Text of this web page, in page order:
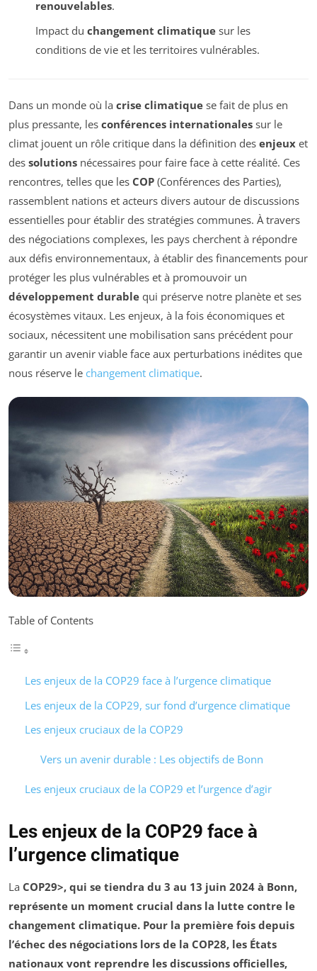
renouvelables.
Impact du changement climatiquesur les
conditions de vie et les territoires vulnérables.
Dans un monde où la crise climatique se fait de plus en
plus pressante, les conférences internationales sur le
climat jouent un rôle critique dans la définition des enjeux et
des solutions nécessaires pour faire face à cette réalité. Ces
rencontres, telles que les COP (Conférences des Parties),
rassemblent nations et acteurs divers autour de discussions
essentielles pour établir des stratégies communes. À travers
des négociations complexes, les pays cherchent à répondre
aux défis environnementaux, à établir des financements pour
protéger les plus vulnérables et à promouvoir un
développement durable qui préserve notre planète et ses
écosystèmes vitaux. Les enjeux, à la fois économiques et
sociaux, nécessitent une mobilisation sans précédent pour
garantir un avenir viable face aux perturbations inédites que
nous réserve le changement climatique.
Table of Contents
Les enjeux de la COP29 face à l’urgence climatique
Les enjeux de la COP29, sur fond d’urgence climatique
Les enjeux cruciaux de la COP29
Vers un avenir durable : Les objectifs de Bonn
Les enjeux cruciaux de la COP29 et l’urgence d’agir
Les enjeux de la COP29 face à
l’urgence climatique
La COP29>, qui se tiendra du 3 au 13 juin 2024 à Bonn,
représente un moment crucial dans la lutte contre le
changement climatique. Pour la première fois depuis
l’échec des négociations lors de la COP28, les États
nationaux vont reprendre les discussions officielles,